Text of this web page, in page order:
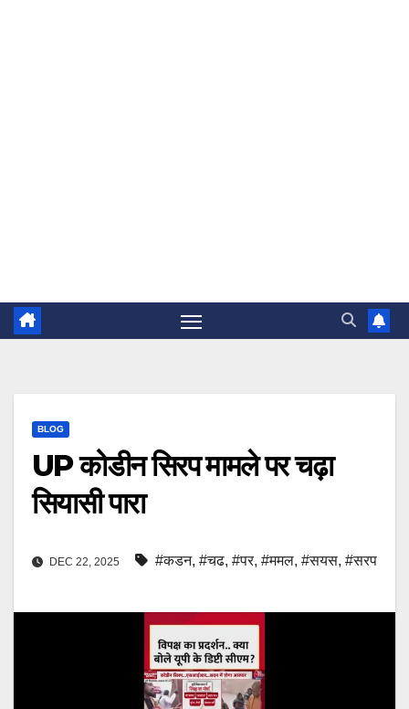
BLOG
UP कोडीन सिरप मामले पर चढ़ा
सियासी पारा
DEC 22, 2025 #कडन, #चढ, #पर, #ममल, #सयस, #सरप